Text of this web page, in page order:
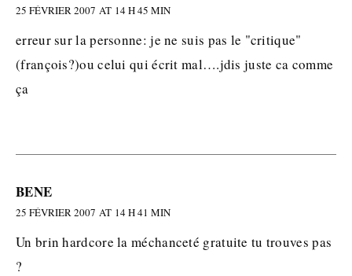
25 FÉVRIER 2007 AT 14 H 45 MIN
erreur sur la personne: je ne suis pas le "critique"
(françois?)ou celui qui écrit mal….jdis juste ca comme
ça
BENE
25 FÉVRIER 2007 AT 14 H 41 MIN
Un brin hardcore la méchanceté gratuite tu trouves pas
?